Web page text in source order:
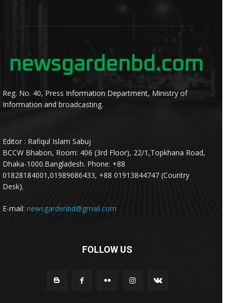
Reg. No. 40, Press Information Department, Ministry of
Information and broadcasting.
Editor : Rafiqul Islam Sabuj
BCCW Bhabon, Room: 406 (3rd Floor), 22/1,Topkhana Road,
Dhaka-1000.Bangladesh. Phone: +88
01828184001,01989686433, +88 01913844747 (Country
Desk).
E-mail: newsgardenbd@gmail.com
FOLLOW US